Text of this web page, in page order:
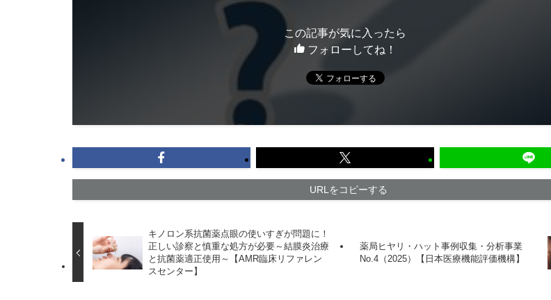
この記事が気に入ったら
フォローしてね！
URLをコピーする
キノロン系抗菌薬点眼の使いすぎが問題に！
正しい診察と慎重な処方が必要～結膜炎治療
と抗菌薬適正使用～【AMR臨床リファレン
スセンター】
薬局ヒヤリ・ハット事例収集・分析事業
No.4（2025）【日本医療機能評価機構】